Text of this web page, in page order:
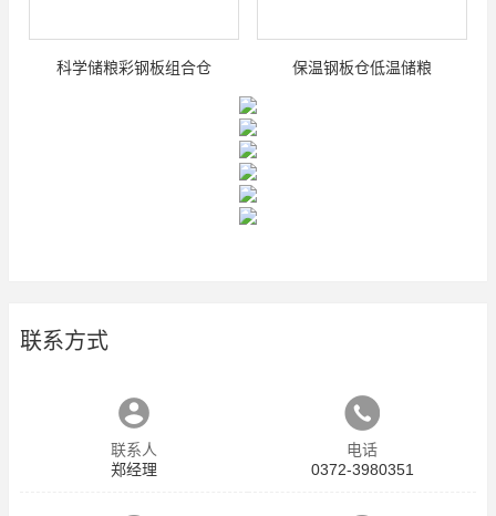
科学储粮彩钢板组合仓 保温钢板仓低温储粮
联系方式
联系人
郑经理
电话
0372-3980351